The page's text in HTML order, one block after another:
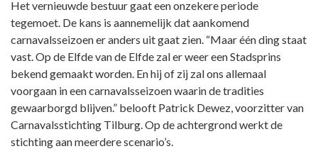
Het vernieuwde bestuur gaat een onzekere periode
tegemoet. De kans is aannemelijk dat aankomend
carnavalsseizoen er anders uit gaat zien. “Maar één ding staat
vast. Op de Elfde van de Elfde zal er weer een Stadsprins
bekend gemaakt worden. En hij of zij zal ons allemaal
voorgaan in een carnavalsseizoen waarin de tradities
gewaarborgd blijven.” belooft Patrick Dewez, voorzitter van
Carnavalsstichting Tilburg. Op de achtergrond werkt de
stichting aan meerdere scenario’s.